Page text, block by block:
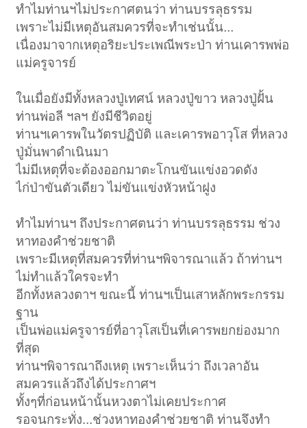
ทำไมท่านฯไม่ประกาศตนว่า ท่านบรรลุธรรม
เพราะไม่มีเหตุอันสมควรที่จะทำเช่นนั้น...
เนื่องมาจากเหตุอริยะประเพณีพระป่า ท่านเคารพพ่อ
แม่ครูจารย์
ในเมื่อยังมีทั้งหลวงปู่เทศน์ หลวงปู่ขาว หลวงปู่ฝั้น
ท่านพ่อลี ฯลฯ ยังมีชีวิตอยู่
ท่านฯเคารพในวัตรปฏิบัติ และเคารพอาวุโส ที่หลวง
ปู่มั่นพาดำเนินมา
ไม่มีเหตุที่จะต้องออกมาตะโกนขันแข่งอวดดัง
ไก่ป่าขันตัวเดียว ไม่ขันแข่งหัวหน้าฝูง
ทำไมท่านฯ ถึงประกาศตนว่า ท่านบรรลุธรรม ช่วง
หาทองคำช่วยชาติ
เพราะมีเหตุที่สมควรที่ท่านฯพิจารณาแล้ว ถ้าท่านฯ
ไม่ทำแล้วใครจะทำ
อีกทั้งหลวงตาฯ ขณะนี้ ท่านฯเป็นเสาหลักพระกรรม
ฐาน
เป็นพ่อแม่ครูจารย์ที่อาวุโสเป็นที่เคารพยกย่องมาก
ที่สุด
ท่านฯพิจารณาถึงเหตุ เพราะเห็นว่า ถึงเวลาอัน
สมควรแล้วถึงได้ประกาศฯ
ทั้งๆที่ก่อนหน้านั้นหวงตาไม่เคยประกาศ
รอจนกระทั่ง...ช่วงหาทองคำช่วยชาติ ท่านจึงทำ